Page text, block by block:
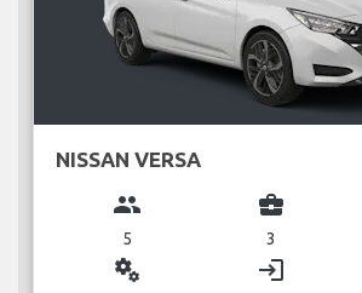
NISSAN VERSA
group
5
business_center
3
miscellaneous_services login